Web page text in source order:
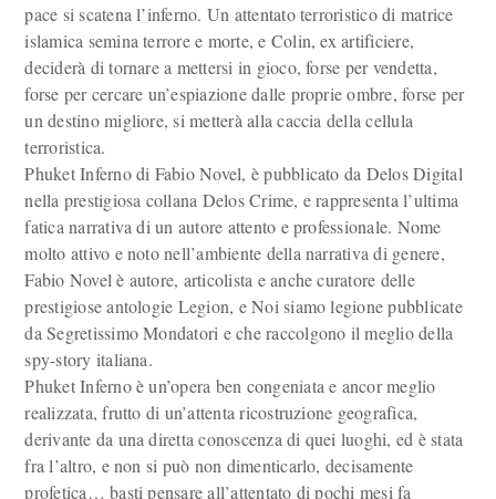
pace si scatena l’inferno. Un attentato terroristico di matrice
islamica semina terrore e morte, e Colin, ex artificiere,
deciderà di tornare a mettersi in gioco, forse per vendetta,
forse per cercare un’espiazione dalle proprie ombre, forse per
un destino migliore, si metterà alla caccia della cellula
terroristica.
Phuket Inferno di Fabio Novel, è pubblicato da Delos Digital
nella prestigiosa collana Delos Crime, e rappresenta l’ultima
fatica narrativa di un autore attento e professionale. Nome
molto attivo e noto nell’ambiente della narrativa di genere,
Fabio Novel è autore, articolista e anche curatore delle
prestigiose antologie Legion, e Noi siamo legione pubblicate
da Segretissimo Mondatori e che raccolgono il meglio della
spy-story italiana.
Phuket Inferno è un’opera ben congeniata e ancor meglio
realizzata, frutto di un’attenta ricostruzione geografica,
derivante da una diretta conoscenza di quei luoghi, ed è stata
fra l’altro, e non si può non dimenticarlo, decisamente
profetica… basti pensare all’attentato di pochi mesi fa